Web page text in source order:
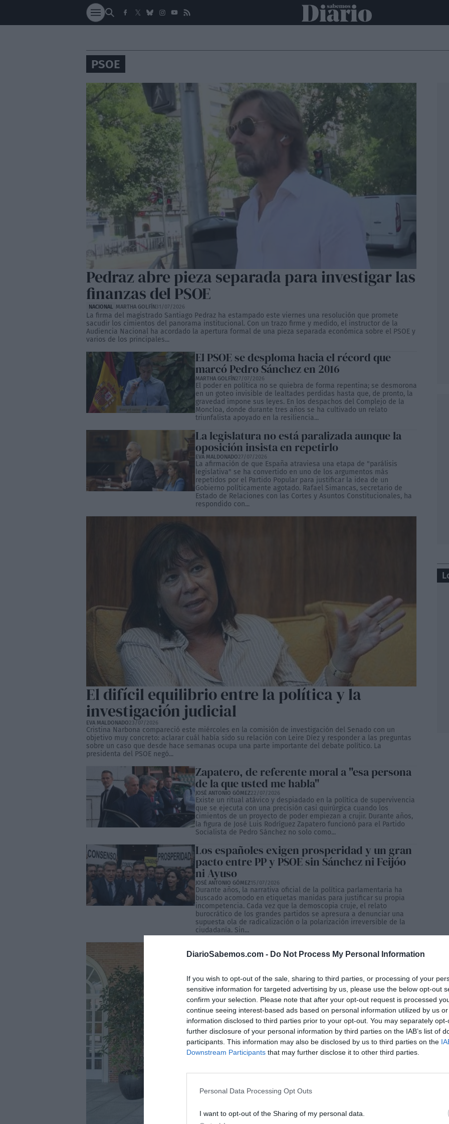
DiarioSabemos.com - Do Not Process My Personal Information
If you wish to opt-out of the sale, sharing to third parties, or processing of your
sensitive information for targeted advertising by us, please use the below opt-out
confirm your selection. Please note that after your opt-out request is processed
continue seeing interest-based ads based on personal information utilized by us
information disclosed to third parties prior to your opt-out. You may separately
further disclosure of your personal information by third parties on the IAB’s list of
participants. This information may also be disclosed by us to third parties on the
Downstream Participants that may further disclose it to other third parties.
Personal Data Processing Opt Outs
I want to opt-out of the Sharing of my personal data.
SOCIEDAD NACIONAL INTERNACIONAL POLÍTICA OPINIÓN ECONOMÍA
PSOE
Pedraz abre pieza separada para investigar las
finanzas del PSOE
NACIONAL MARTHA GOLFÍN31/07/2026
La firma del magistrado Santiago Pedraz ha estampado este viernes una resolución que promete
sacudir los cimientos del panorama institucional. Con un trazo firme y medido, el instructor de la
Audiencia Nacional ha acordado la apertura formal de una pieza separada económica sobre el PSOE y
varios de los principales...
El PSOE se desploma hacia el récord que
marcó Pedro Sánchez en 2016
MARTHA GOLFÍN27/07/2026
El poder en política no se quiebra de forma repentina; se desmorona
en un goteo invisible de lealtades perdidas hasta que, de pronto, la
gravedad impone sus leyes. En los despachos del Complejo de la
Moncloa, donde durante tres años se ha cultivado un relato
triunfalista apoyado en la resiliencia...
La legislatura no está paralizada aunque la
oposición insista en repetirlo
EVA MALDONADO27/07/2026
La afirmación de que España atraviesa una etapa de "parálisis
legislativa" se ha convertido en uno de los argumentos más
repetidos por el Partido Popular para justificar la idea de un
Gobierno políticamente agotado. Rafael Simancas, secretario de
Estado de Relaciones con las Cortes y Asuntos Constitucionales, ha
respondido con...
El difícil equilibrio entre la política y la
investigación judicial
EVA MALDONADO23/07/2026
Cristina Narbona compareció este miércoles en la comisión de investigación del Senado con un
objetivo muy concreto: aclarar cuál había sido su relación con Leire Díez y responder a las preguntas
sobre un caso que desde hace semanas ocupa una parte importante del debate político. La
presidenta del PSOE negó...
Zapatero, de referente moral a "esa persona
de la que usted me habla"
JOSÉ ANTONIO GÓMEZ22/07/2026
Existe un ritual atávico y despiadado en la política de supervivencia
que se ejecuta con una precisión casi quirúrgica cuando los
cimientos de un proyecto de poder empiezan a crujir. Durante años,
la figura de José Luis Rodríguez Zapatero funcionó para el Partido
Socialista de Pedro Sánchez no solo como...
Los españoles exigen prosperidad y un gran
pacto entre PP y PSOE sin Sánchez ni Feijóo
ni Ayuso
JOSÉ ANTONIO GÓMEZ15/07/2026
Durante años, la narrativa oficial de la política parlamentaria ha
buscado acomodo en etiquetas manidas para justificar su propia
incompetencia. Cada vez que la demoscopia cruje, el relato
burocrático de los grandes partidos se apresura a denunciar una
supuesta ola de radicalización o la polarización irreversible de la
ciudadanía. Sin...